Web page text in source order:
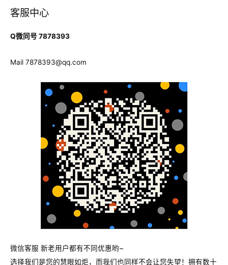
客服中心
Q微同号 7878393
Mail 7878393@qq.com
微信客服 新老用户都有不同优惠哟~
选择我们是您的慧眼如炬，而我们也同样不会让您失望！拥有数十